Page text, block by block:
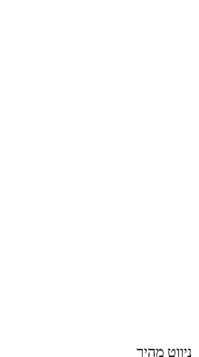
ניווט מהיר